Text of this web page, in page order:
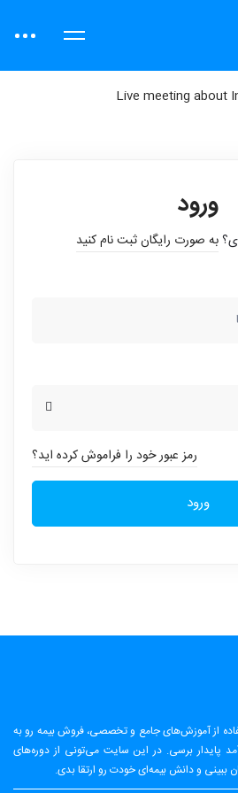
Live meeting about
ورود
به صورت رایگان ثبت نام کنید
رمز عبور خود را فراموش کرده اید؟
ورود
از آموزش‌های جامع و تخصصی، فروش بیمه رو به
پایدار برسی. در این سایت می‌تونی از دوره‌های
ببینی و دانش بیمه‌ای خودت رو ارتقا بدی.